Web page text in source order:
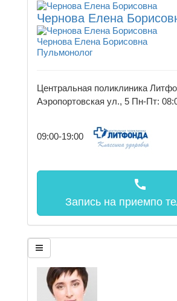
Чернова Елена
Чернова Елена Борисовна
Пульмонолог
Центральная поликлиника
Аэропортовская ул., 5 Пн-Пт:
09:00-19:00
call
Запись на приемпо